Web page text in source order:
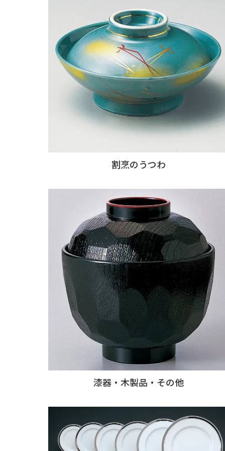
割烹のうつわ
漆器・木製品・その他